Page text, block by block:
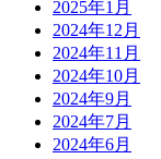
2025年1月
2024年12月
2024年11月
2024年10月
2024年9月
2024年7月
2024年6月